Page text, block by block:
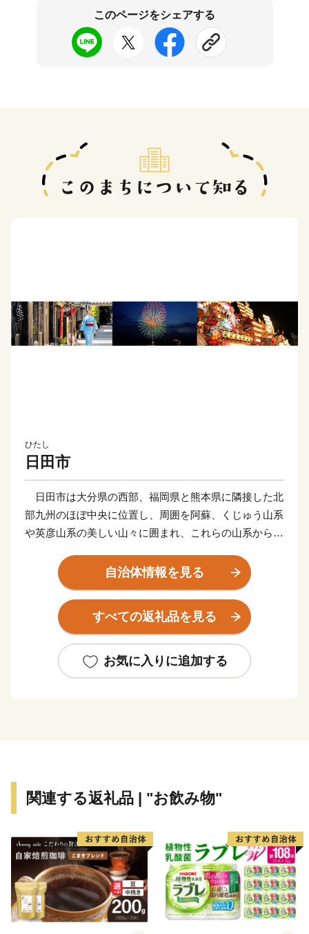
このページをシェアする
ひたし
日田市
日田市は大分県の西部、福岡県と熊本県に隣接した北
部九州のほぼ中央に位置し、周囲を阿蘇、くじゅう山系
や英彦山系の美しい山々に囲まれ、これらの山系から流
陵地で市域が形成されています。気候は、内陸特有の性
質から寒暖の差が大きく、雨量も多いことから、四季の
移ろいがはっきりしているといった特徴があります。
え、江戸時代には幕府直轄地・天領として西国筋郡代が
置かれるなど、九州の政治・経済・文化の中心地として
自治体情報を見る
すべての返礼品を見る
お気に入りに追加する
関連する返礼品 | "お飲み物"